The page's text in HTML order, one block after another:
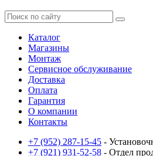
Каталог
Магазины
Монтаж
Сервисное обслуживание
Доставка
Оплата
Гарантия
О компании
Контакты
+7 (952) 287-15-45 -
+7 (921) 931-52-58 - Отдел